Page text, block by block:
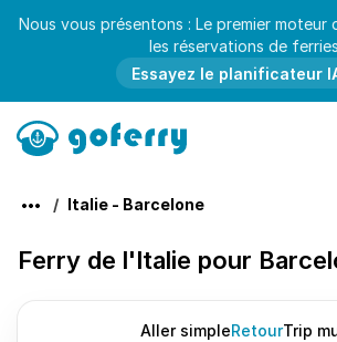
Nous vous présentons : Le premier moteur
les réservations de
Essayez le planificateur
Italie - Barcelone
Ferry de l'Italie pour
Aller simpleRetourTrip